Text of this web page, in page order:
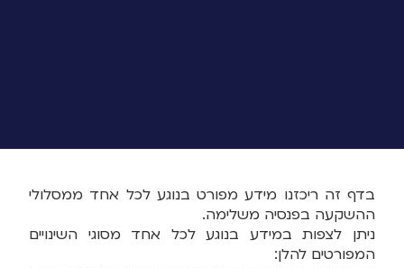
בדף זה ריכזנו מידע מפורט בנוגע לכל אחד ממסלולי
ההשקעה בפנסיה משלימה.
ניתן לצפות במידע בנוגע לכל אחד מסוגי השינויים
המפורטים להלן: